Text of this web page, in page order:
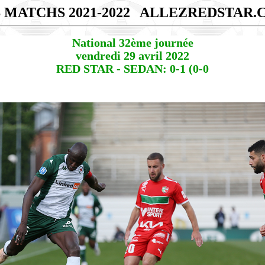
2021-2022
National 32ème journée
vendredi 29 avril 2022
RED STAR - SEDAN: 0-1 (0-0